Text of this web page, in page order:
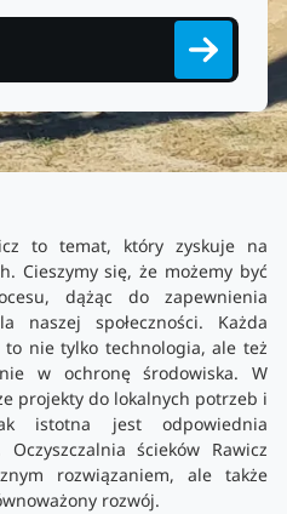
to temat, który zyskuje na
Cieszymy się, że możemy być
dążąc do zapewnienia
naszej społeczności. Każda
nie tylko technologia, ale też
w ochronę środowiska. W
projekty do lokalnych potrzeb i
istotna jest odpowiednia
ścieków Rawicz
rozwiązaniem, ale także
rozwój.